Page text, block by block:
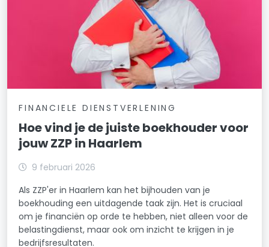
FINANCIELE DIENSTVERLENING
Hoe vind je de juiste boekhouder voor
jouw ZZP in Haarlem
9 februari 2026
Als ZZP'er in Haarlem kan het bijhouden van je
boekhouding een uitdagende taak zijn. Het is cruciaal
om je financiën op orde te hebben, niet alleen voor de
belastingdienst, maar ook om inzicht te krijgen in je
bedrijfsresultaten.